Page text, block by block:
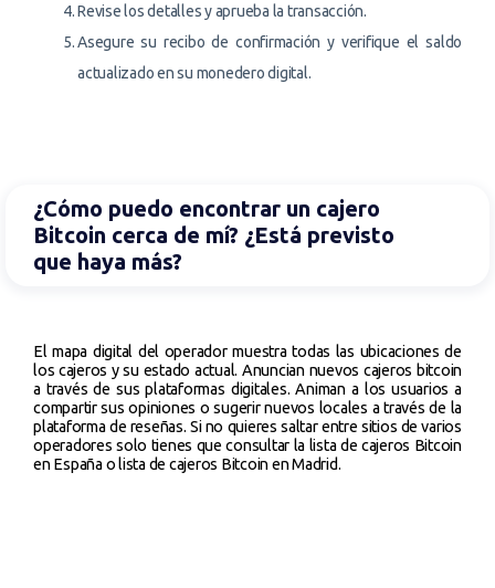
Revise los detalles y aprueba la transacción.
Asegure su recibo de confirmación y verifique el saldo
actualizado en su monedero digital.
¿Cómo puedo encontrar un cajero
Bitcoin cerca de mí? ¿Está previsto
que haya más?
El mapa digital del operador muestra todas las ubicaciones de
los cajeros y su estado actual. Anuncian nuevos cajeros bitcoin
a través de sus plataformas digitales. Animan a los usuarios a
compartir sus opiniones o sugerir nuevos locales a través de la
plataforma de reseñas. Si no quieres saltar entre sitios de varios
operadores solo tienes que consultar la lista de cajeros Bitcoin
en España o lista de cajeros Bitcoin en Madrid.